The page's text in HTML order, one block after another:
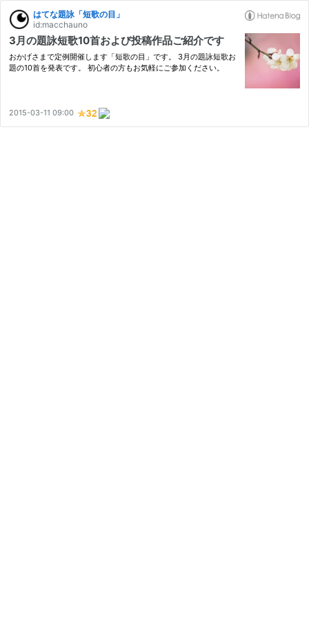
はてな題詠「短歌の目」
id:macchauno
3月の題詠短歌10首および投稿作品ご紹介です
おかげさまで定例開催します「短歌の目」です。 3月の題詠短歌お
題の10首を発表です。 初心者の方もお気軽にご参加ください。
2015-03-11 09:00